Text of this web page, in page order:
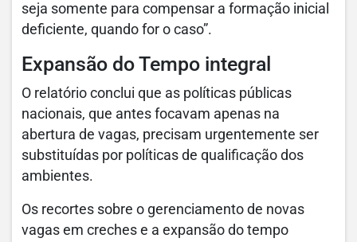
seja somente para compensar a formação inicial
deficiente, quando for o caso”.
Expansão do Tempo integral
O relatório conclui que as políticas públicas
nacionais, que antes focavam apenas na
abertura de vagas, precisam urgentemente ser
substituídas por políticas de qualificação dos
ambientes.
Os recortes sobre o gerenciamento de novas
vagas em creches e a expansão do tempo